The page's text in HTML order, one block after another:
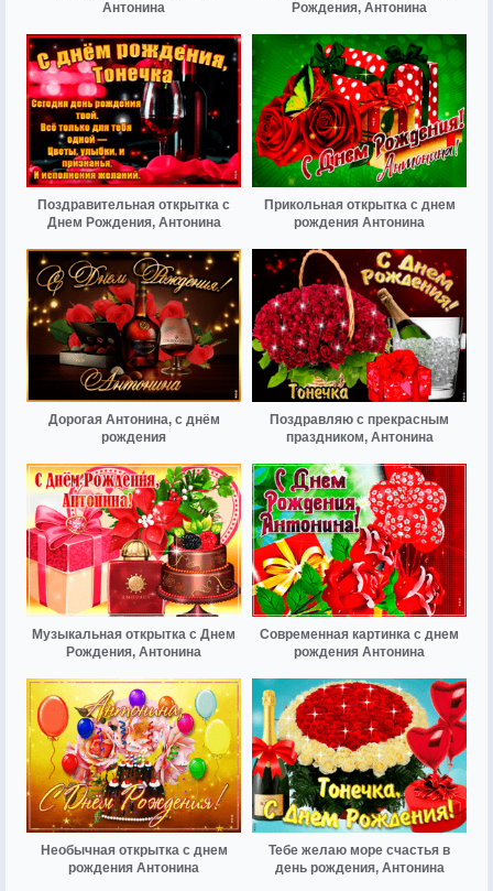
Антонина
Рождения, Антонина
Поздравительная открытка с
Днем Рождения, Антонина
Прикольная открытка с днем
рождения Антонина
Дорогая Антонина, с днём
рождения
Поздравляю с прекрасным
праздником, Антонина
Музыкальная открытка с Днем
Рождения, Антонина
Современная картинка с днем
рождения Антонина
Необычная открытка с днем
рождения Антонина
Тебе желаю море счастья в
день рождения, Антонина